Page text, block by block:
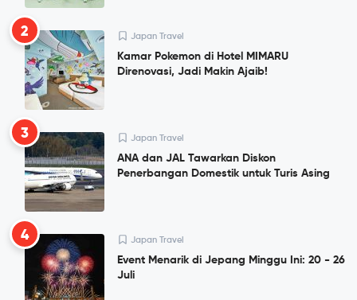
2 Japan Travel
Kamar Pokemon di Hotel MIMARU
Direnovasi, Jadi Makin Ajaib!
3 Japan Travel
ANA dan JAL Tawarkan Diskon
Penerbangan Domestik untuk Turis Asing
4 Japan Travel
Event Menarik di Jepang Minggu Ini: 20 - 26
Juli